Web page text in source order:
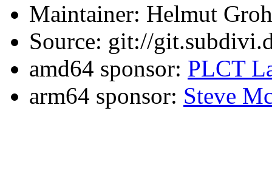
Maintainer: Helmut
Source: git://
amd64 sponsor: PLCT
arm64 sponsor: Steve